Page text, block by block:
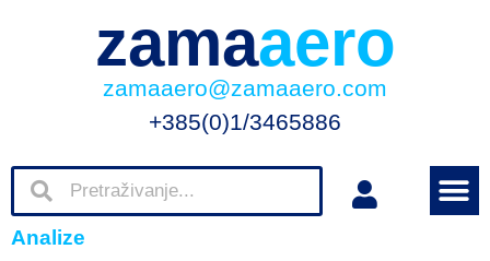
zamaaero
zamaaero@zamaaero.com
+385(0)1/3465886
Analize